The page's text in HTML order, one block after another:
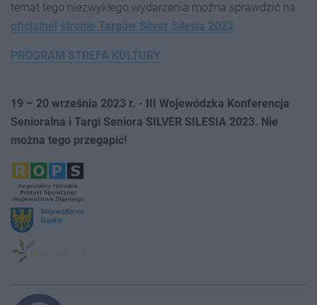
temat tego niezwykłego wydarzenia można sprawdzić na
oficjalnej stronie Targów Silver Silesia 2023
PROGRAM STREFA KULTURY
19 – 20 września 2023 r. - III Wojewódzka Konferencja
Senioralna i Targi Seniora SILVER SILESIA 2023. Nie
można tego przegapić!